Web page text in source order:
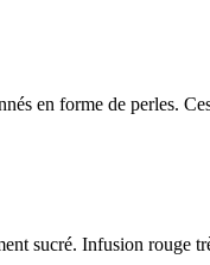
en forme de perles.
sucré. Infusion rouge